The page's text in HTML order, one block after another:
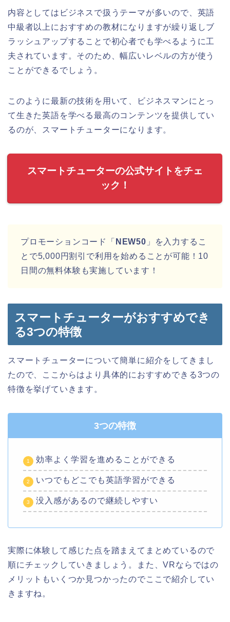
内容としてはビジネスで扱うテーマが多いので、英語
中級者以上におすすめの教材になりますが繰り返しブ
ラッシュアップすることで初心者でも学べるように工
夫されています。そのため、幅広いレベルの方が使う
ことができるでしょう。
このように最新の技術を用いて、ビジネスマンにとっ
て生きた英語を学べる最高のコンテンツを提供してい
るのが、スマートチューターになります。
スマートチューターの公式サイトをチェ
ック！
プロモーションコード「 NEW50 」を入力するこ
とで5,000円割引で利用を始めることが可能！10
日間の無料体験も実施しています！
スマートチューターがおすすめでき
る3つの特徴
スマートチューターについて簡単に紹介をしてきまし
たので、ここからはより具体的におすすめできる3つの
特徴を挙げていきます。
3つの特徴
効率よく学習を進めることができる
いつでもどこでも英語学習ができる
没入感があるので継続しやすい
実際に体験して感じた点を踏まえてまとめているので
順にチェックしていきましょう。また、VRならではの
メリットもいくつか見つかったのでここで紹介してい
きますね。